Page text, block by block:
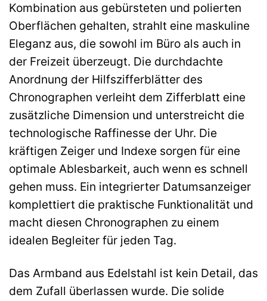
Kombination aus gebürsteten und polierten
Oberflächen gehalten, strahlt eine maskuline
Eleganz aus, die sowohl im Büro als auch in
der Freizeit überzeugt. Die durchdachte
Anordnung der Hilfszifferblätter des
Chronographen verleiht dem Zifferblatt eine
zusätzliche Dimension und unterstreicht die
technologische Raffinesse der Uhr. Die
kräftigen Zeiger und Indexe sorgen für eine
optimale Ablesbarkeit, auch wenn es schnell
gehen muss. Ein integrierter Datumsanzeiger
komplettiert die praktische Funktionalität und
macht diesen Chronographen zu einem
idealen Begleiter für jeden Tag.
Das Armband aus Edelstahl ist kein Detail, das
dem Zufall überlassen wurde. Die solide